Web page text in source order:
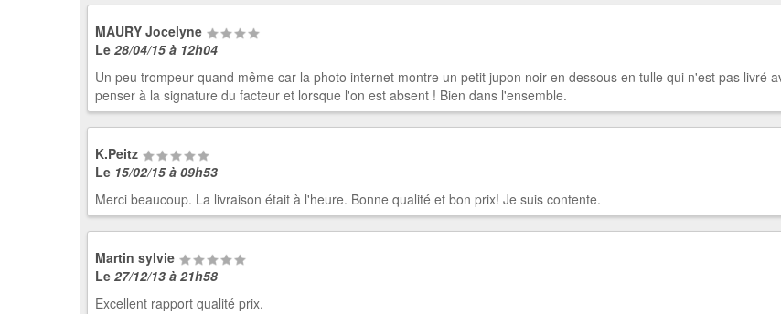
MAURY Jocelyne
Le 28/04/15 à 12h04
Un peu trompeur quand même car la photo internet montre un petit jupon noir en dessous en tulle qui n'est pas livré
penser à la signature du facteur et lorsque l'on est absent ! Bien dans l'ensemble.
K.Peitz
Le 15/02/15 à 09h53
Merci beaucoup. La livraison était à l'heure. Bonne qualité et bon prix! Je suis contente.
Martin sylvie
Le 27/12/13 à 21h58
Excellent rapport qualité prix.